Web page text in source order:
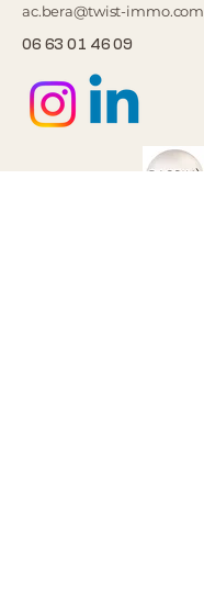
ac.bera@twist-immo.com
06 63 01 46 09